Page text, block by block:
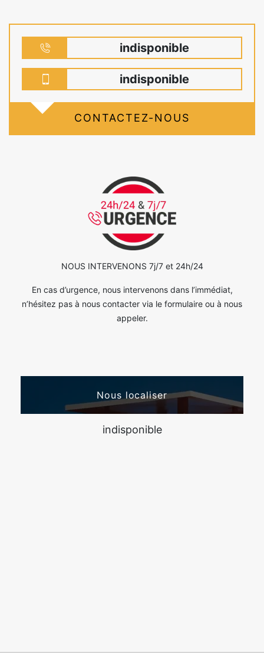
indisponible
indisponible
CONTACTEZ-NOUS
NOUS INTERVENONS 7j/7 et 24h/24
En cas d’urgence, nous intervenons dans l’immédiat,
n’hésitez pas à nous contacter via le formulaire ou à nous
appeler.
Nous localiser
indisponible